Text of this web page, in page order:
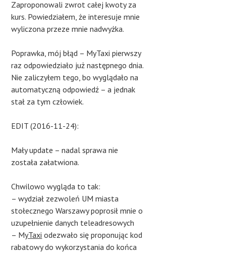
Zaproponowali zwrot całej kwoty za
kurs. Powiedziałem, że interesuje mnie
wyliczona przeze mnie nadwyżka.
Poprawka, mój błąd – MyTaxi pierwszy
raz odpowiedziało już następnego dnia.
Nie zaliczyłem tego, bo wyglądało na
automatyczną odpowiedź – a jednak
stał za tym człowiek.
EDIT (2016-11-24):
Mały update – nadal sprawa nie
została załatwiona.
Chwilowo wygląda to tak:
– wydział zezwoleń UM miasta
stołecznego Warszawy poprosił mnie o
uzupełnienie danych teleadresowych
– MyTaxi odezwało się proponując kod
rabatowy do wykorzystania do końca